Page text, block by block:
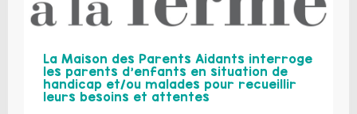
La Maison des Parents Aidants interroge
les parents d’enfants en situation de
handicap et/ou malades pour recueillir
leurs besoins et attentes